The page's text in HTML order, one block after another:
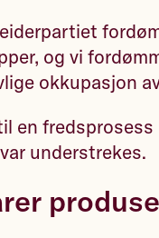
og vi
okkupasjon
en
understrekes.